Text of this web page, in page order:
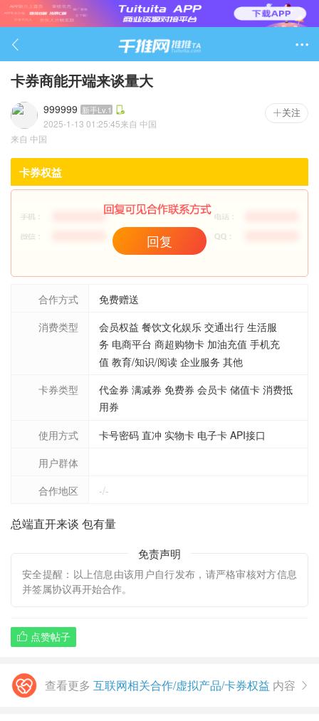

卡券商能开端来谈量大
999999 新手Lv.1
2025-1-13 01:25:45来自 中国
关注
来自 中国
卡券权益
回复
合作方式
免费赠送
消费类型
会员权益 餐饮文化娱乐 交通出行 生活服
务 电商平台 商超购物卡 加油充值 手机充
值 教育/知识/阅读 企业服务 其他
卡券类型
代金券 满减券 免费券 会员卡 储值卡 消费抵
用券
使用方式
卡号密码 直冲 实物卡 电子卡 API接口
用户群体
合作地区
-/-
总端直开来谈 包有量
免责声明
安全提醒：以上信息由该用户自行发布，请严格审核对方信息
并签属协议再开始合作。
 点赞帖子
查看更多 互联网相关合作/虚拟产品/卡券权益 内容 